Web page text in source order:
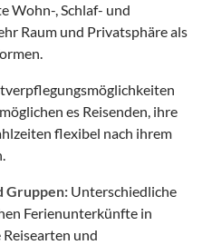
Wohn-, Schlaf- und
Raum und Privatsphäre als
es Reisenden, ihre
flexibel nach ihrem
Gruppen: Unterschiedliche
Ferienunterkünfte in
und